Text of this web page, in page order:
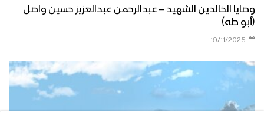
وصايا الخالدين الشهيد – عبدالرحمن عبدالعزيز حسين واصل
(أبو طه)
19/11/2025